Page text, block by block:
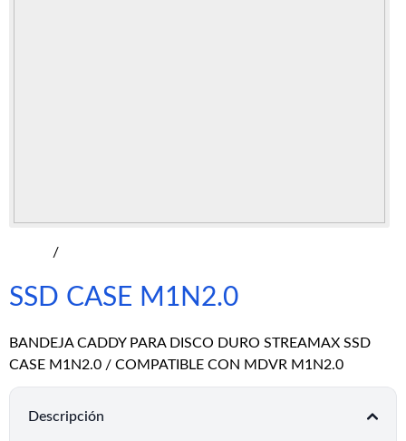
/
SSD CASE M1N2.0
BANDEJA CADDY PARA DISCO DURO STREAMAX SSD
CASE M1N2.0 / COMPATIBLE CON MDVR M1N2.0
Descripción